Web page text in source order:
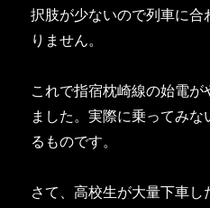
択肢が少ないので列車に合
りません。
これで指宿枕崎線の始電が
ました。実際に乗ってみ
るものです。
さて、高校生が大量下車